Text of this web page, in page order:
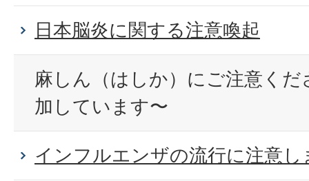
日本脳炎に関する注意喚起
麻しん（はしか）にご注意くだ
加しています〜
インフルエンザの流行に注意し